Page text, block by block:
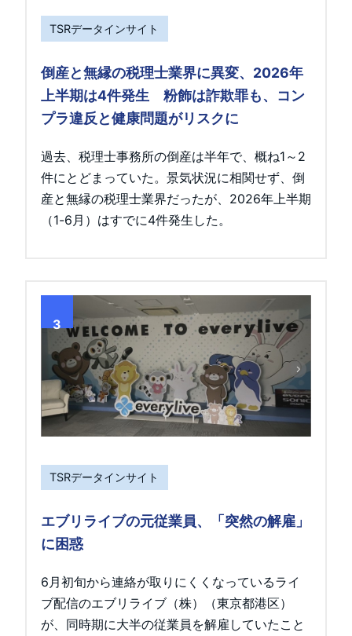
TSRデータインサイト
倒産と無縁の税理士業界に異変、2026年
上半期は4件発生 粉飾は詐欺罪も、コン
プラ違反と健康問題がリスクに
過去、税理士事務所の倒産は半年で、概ね1～2
件にとどまっていた。景気状況に相関せず、倒
産と無縁の税理士業界だったが、2026年上半期
（1-6月）はすでに4件発生した。
3
TSRデータインサイト
エブリライブの元従業員、「突然の解雇」
に困惑
6月初旬から連絡が取りにくくなっているライ
ブ配信のエブリライブ（株）（東京都港区）
が、同時期に大半の従業員を解雇していたこと